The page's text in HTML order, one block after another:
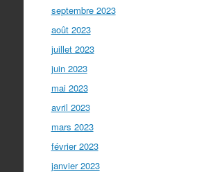
septembre 2023
août 2023
juillet 2023
juin 2023
mai 2023
avril 2023
mars 2023
février 2023
janvier 2023